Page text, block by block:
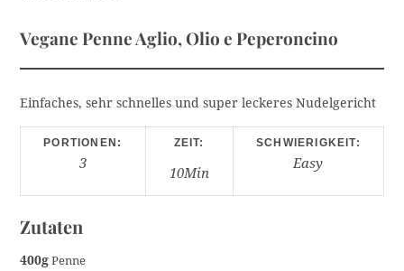
Vegane Penne Aglio, Olio e Peperoncino
PORTIONEN:
3
ZEIT:
10Min
SCHWIERIGKEIT:
Easy
Einfaches, sehr schnelles und super leckeres Nudelgericht
Zutaten
400gPenne